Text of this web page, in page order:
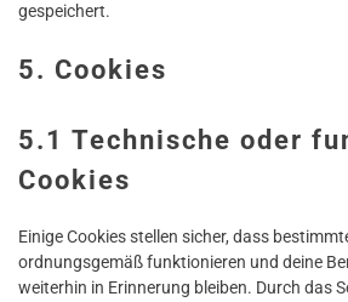
gespeichert.
5. Cookies
5.1 Technische oder
Cookies
Einige Cookies stellen sicher, dass
ordnungsgemäß funktionieren und deine
weiterhin in Erinnerung bleiben. Durch das